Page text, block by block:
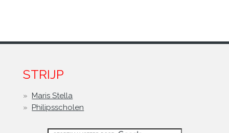
STRIJP
Maris Stella
Philipsscholen